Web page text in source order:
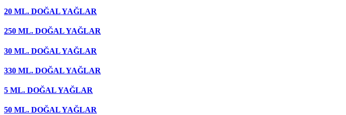
20 ML. DOĞAL YAĞLAR
250 ML. DOĞAL YAĞLAR
30 ML. DOĞAL YAĞLAR
330 ML. DOĞAL YAĞLAR
5 ML. DOĞAL YAĞLAR
50 ML. DOĞAL YAĞLAR